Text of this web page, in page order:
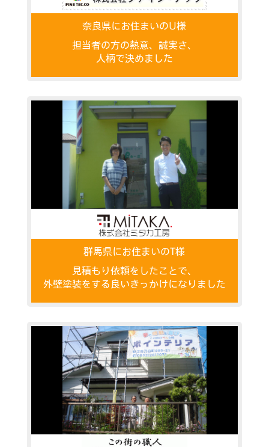
奈良県にお住まいのU様
担当者の方の熱意、誠実さ、
人柄で決めました
群馬県にお住まいのT様
見積もり依頼をしたことで、
外壁塗装をする良いきっかけになりました